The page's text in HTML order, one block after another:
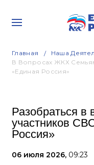
Главная Наша
В Вопросах ЖКХ
«Единая Россия»
Разобраться
участников
Россия»
06 июля 2026, 09:23